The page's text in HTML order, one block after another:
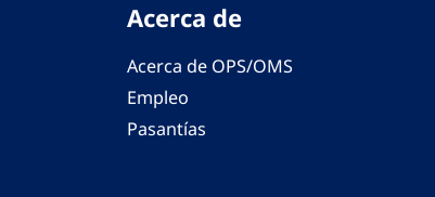
Acerca de
Acerca de OPS/OMS
Empleo
Pasantías